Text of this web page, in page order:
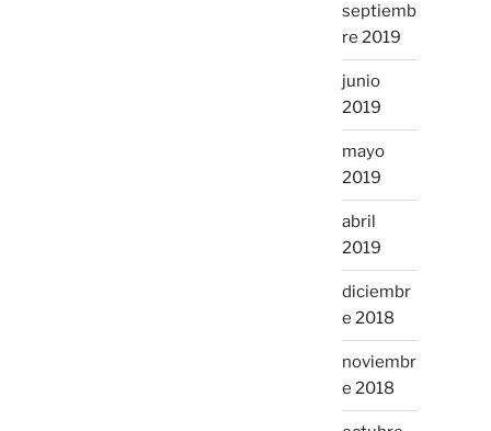
septiemb
re 2019
junio
2019
mayo
2019
abril
2019
diciembr
e 2018
noviembr
e 2018